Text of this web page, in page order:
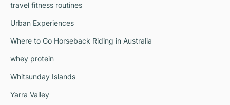
travel fitness routines
Urban Experiences
Where to Go Horseback Riding in Australia
whey protein
Whitsunday Islands
Yarra Valley